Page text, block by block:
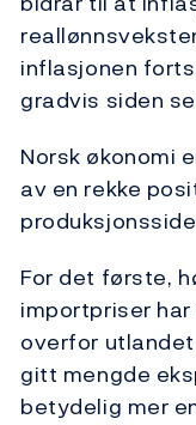
inflasjonen
gradvis siden
Norsk økonomi
av en rekke
For det første,
importpriser
overfor
gitt mengde
betydelig mer